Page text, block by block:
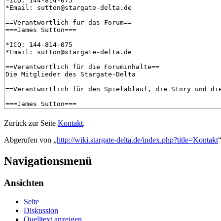
Zurück zur Seite Kontakt.
Abgerufen von „http://wiki.stargate-delta.de/index.php?title=Kontakt“
Navigationsmenü
Ansichten
Seite
Diskussion